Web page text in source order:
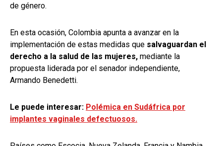
de género.
En esta ocasión, Colombia apunta a avanzar en la
implementación de estas medidas que salvaguardan el
derecho a la salud de las mujeres, mediante la
propuesta liderada por el senador independiente,
Armando Benedetti.
Le puede interesar: Polémica en Sudáfrica por
implantes vaginales defectuosos.